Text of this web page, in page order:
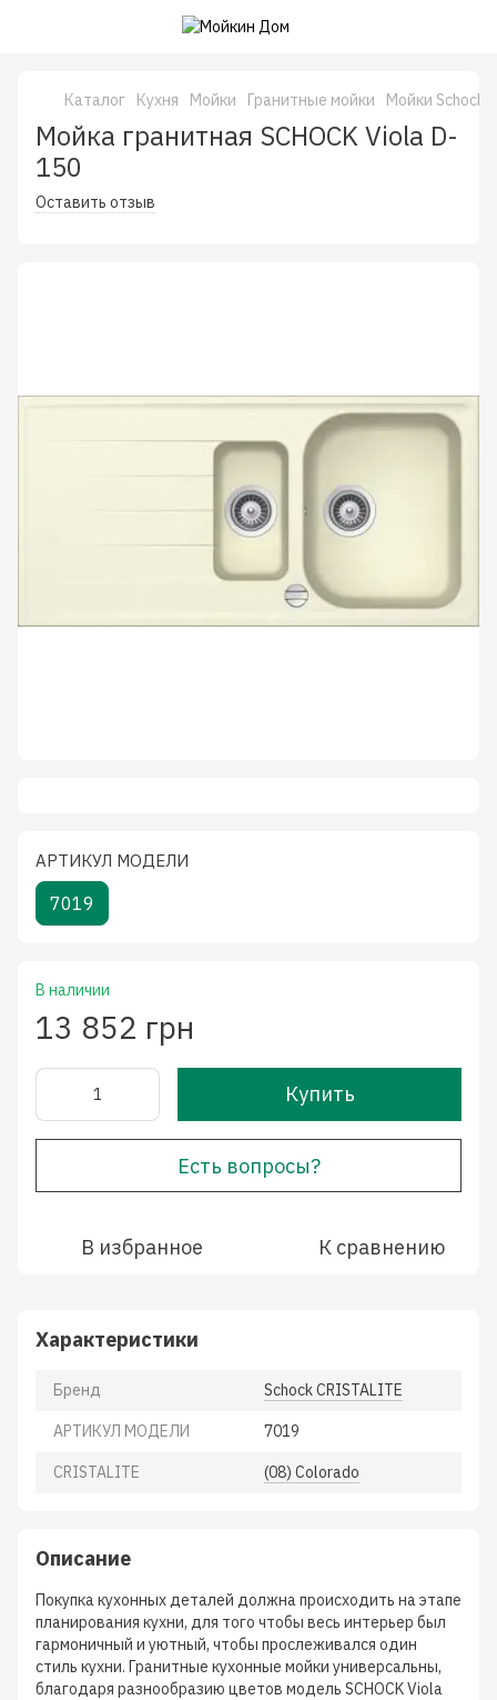
Каталог Кухня Мойки Гранитные мойки Мойки Schock
Мойка гранитная SCHOCK Viola D-
150
Оставить отзыв
АРТИКУЛ МОДЕЛИ
7019
В наличии
13 852 грн
Купить
Есть вопросы?
В избранное К сравнению
Характеристики
Бренд Schock CRISTALITE
АРТИКУЛ МОДЕЛИ 7019
CRISTALITE (08) Colorado
Описание
Покупка кухонных деталей должна происходить на этапе
планирования кухни, для того чтобы весь интерьер был
гармоничный и уютный, чтобы прослеживался один
стиль кухни. Гранитные кухонные мойки универсальны,
благодаря разнообразию цветов модель SCHOCK Viola